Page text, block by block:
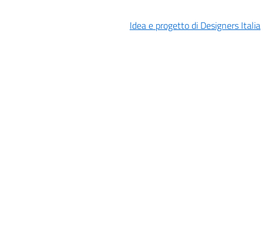
Idea e progetto di Designers Italia